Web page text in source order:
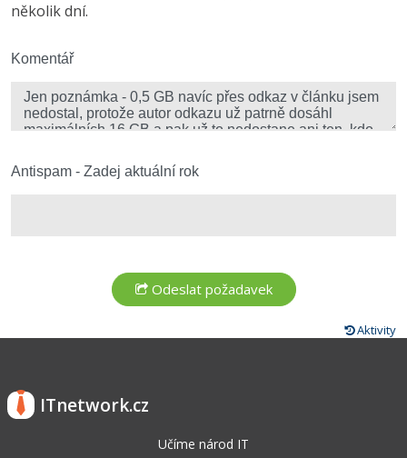
Fórum
Kybernetická bezpečnost
několik dní.
Komentář
Antispam - Zadej aktuální rok
Aktivity
ITnetwork.cz
Učíme národ IT